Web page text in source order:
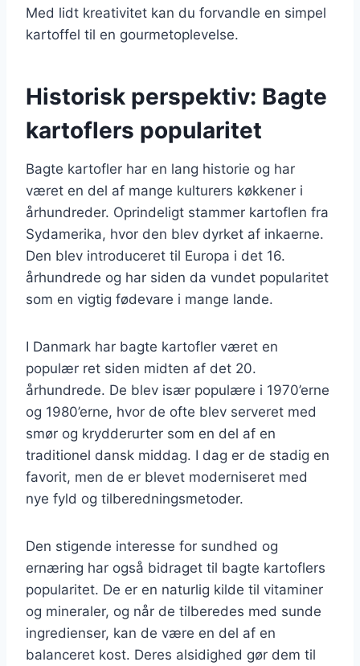
Med lidt kreativitet kan du forvandle en simpel
kartoffel til en gourmetoplevelse.
Historisk perspektiv: Bagte
kartoflers popularitet
Bagte kartofler har en lang historie og har
været en del af mange kulturers køkkener i
århundreder. Oprindeligt stammer kartoflen fra
Sydamerika, hvor den blev dyrket af inkaerne.
Den blev introduceret til Europa i det 16.
århundrede og har siden da vundet popularitet
som en vigtig fødevare i mange lande.
I Danmark har bagte kartofler været en
populær ret siden midten af det 20.
århundrede. De blev især populære i 1970’erne
og 1980’erne, hvor de ofte blev serveret med
smør og krydderurter som en del af en
traditionel dansk middag. I dag er de stadig en
favorit, men de er blevet moderniseret med
nye fyld og tilberedningsmetoder.
Den stigende interesse for sundhed og
ernæring har også bidraget til bagte kartoflers
popularitet. De er en naturlig kilde til vitaminer
og mineraler, og når de tilberedes med sunde
ingredienser, kan de være en del af en
balanceret kost. Deres alsidighed gør dem til